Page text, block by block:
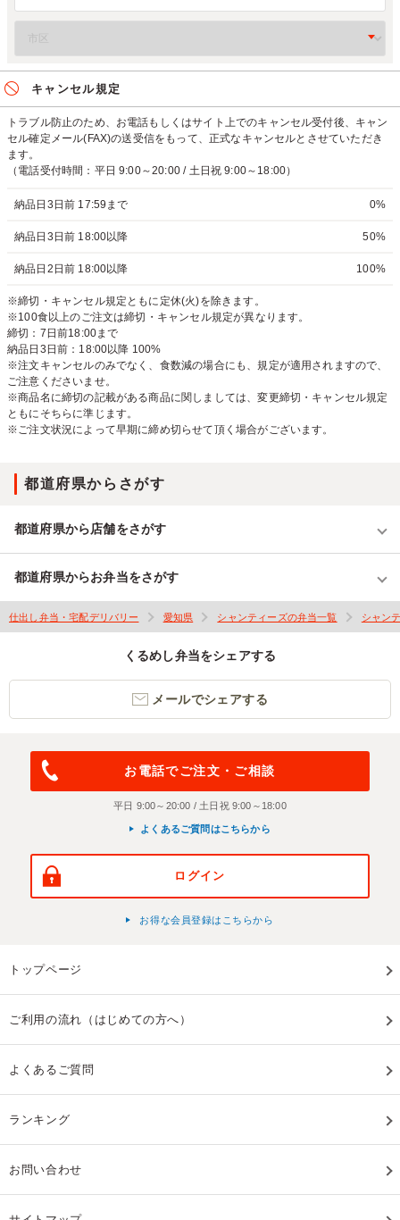
キャンセル規定
トラブル防止のため、お電話もしくはサイト上でのキャンセル受付後、キャン
セル確定メール(FAX)の送受信をもって、正式なキャンセルとさせていただき
ます。
（電話受付時間：平日 9:00～20:00 / 土日祝 9:00～18:00）
納品日3日前 17:59まで 0%
納品日3日前 18:00以降 50%
納品日2日前 18:00以降 100%
※締切・キャンセル規定ともに定休(火)を除きます。
※100食以上のご注文は締切・キャンセル規定が異なります。
締切：7日前18:00まで
納品日3日前：18:00以降 100%
※注文キャンセルのみでなく、食数減の場合にも、規定が適用されますので、
ご注意くださいませ。
※商品名に締切の記載がある商品に関しましては、変更締切・キャンセル規定
ともにそちらに準じます。
※ご注文状況によって早期に締め切らせて頂く場合がございます。
都道府県からさがす
都道府県から店舗をさがす
都道府県からお弁当をさがす
仕出し弁当・宅配デリバリー 愛知県 シャンティーズの弁当一覧 シャン
くるめし弁当をシェアする
メールでシェアする
お電話でご注文・ご相談
平日 9:00～20:00 / 土日祝 9:00～18:00
よくあるご質問はこちらから
ログイン
お得な会員登録はこちらから
トップページ
ご利用の流れ（はじめての方へ）
よくあるご質問
ランキング
お問い合わせ